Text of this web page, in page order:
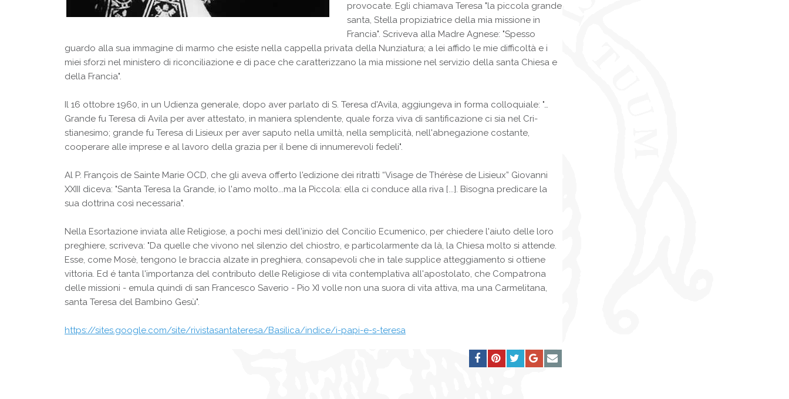
provocate. Egli chiamava Teresa "la piccola grande
santa, Stella propiziatrice della mia missione in
Francia". Scriveva alla Madre Agnese: "Spesso
guardo alla sua immagine di marmo che esiste nella cappella privata della Nunziatura; a lei affido le mie difficoltà e i
miei sforzi nel ministero di riconciliazione e di pace che caratterizzano la mia missione nel servizio della santa Chiesa e
della Francia".
Il 16 ottobre 1960, in un Udienza generale, dopo aver parlato di S. Teresa d'Avila, aggiungeva in forma colloquiale: "…
Grande fu Teresa di Avila per aver attestato, in maniera splendente, quale forza viva di santificazione ci sia nel Cri­
stianesimo; grande fu Teresa di Lisieux per aver saputo nella umiltà, nella semplicità, nell'abnegazione costante,
cooperare alle imprese e al lavoro della grazia per il bene di innumerevoli fedeli".
Al P. François de Sainte Marie OCD, che gli aveva offerto l'edizione dei ritratti “Visage de Thérèse de Lisieux” Giovanni
XXIII diceva: "Santa Teresa la Grande, io l'amo mol­to...ma la Piccola: ella ci conduce alla riva [...]. Bisogna predicare la
sua dottrina così necessaria".
Nella Esortazione inviata alle Religiose, a pochi mesi dell'inizio del Concilio Ecumenico, per chiedere l'aiuto delle loro
preghiere, scriveva: "Da quelle che vivono nel silenzio del chiostro, e particolarmente da là, la Chiesa molto si attende.
Esse, come Mosè, tengono le braccia alzate in preghiera, consapevoli che in tale supplice atteggiamento si ottiene
vittoria. Ed é tanta l'importanza del contributo delle Religiose di vita contemplativa all'apostolato, che Compatrona
delle missioni - emula quindi di san Francesco Saverio - Pio XI volle non una suora di vita attiva, ma una Carmelitana,
santa Teresa del Bambino Gesù".
https://sites.google.com/site/rivistasantateresa/Basilica/indice/i-papi-e-s-teresa